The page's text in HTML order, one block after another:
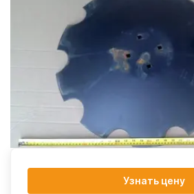
Узнать цену